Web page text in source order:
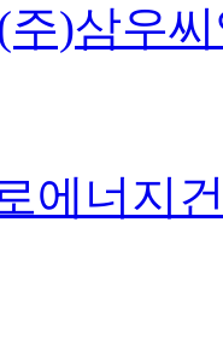
)삼우
로에너지